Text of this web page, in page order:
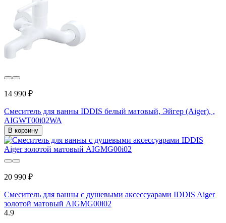
14 990 ₽
Смеситель для ванны IDDIS белый матовый, Эйгер (Aiger), ,
AIGWT00i02WA
В корзину
20 990 ₽
Смеситель для ванны с душевыми аксессуарами IDDIS Aiger
золотой матовый AIGMG00i02
4.9